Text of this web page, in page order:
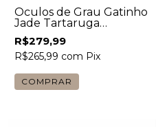
Óculos de Grau Gatinho
Jade Tartaruga
Feminino
R$279,99
R$265,99 com Pix